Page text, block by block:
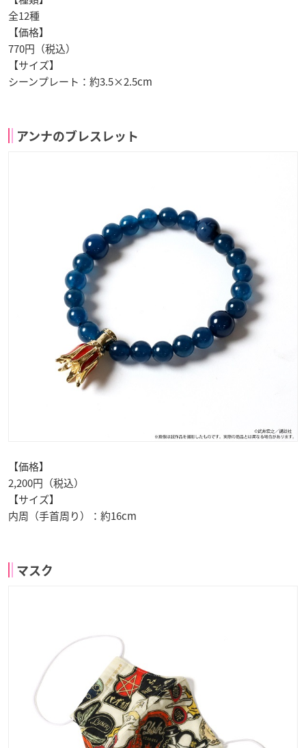
全12種
【価格】
770円（税込）
【サイズ】
シーンプレート：約3.5×2.5cm
アンナのブレスレット
【価格】
2,200円（税込）
【サイズ】
内周（手首周り）：約16cm
マスク